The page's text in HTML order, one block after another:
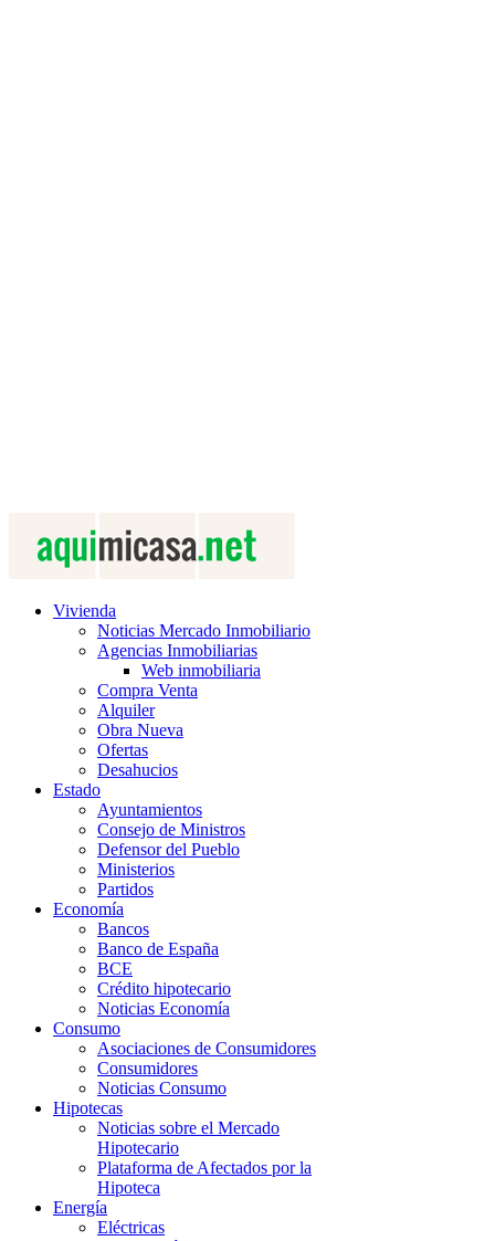
Vivienda
Noticias Mercado Inmobiliario
Agencias Inmobiliarias
Web inmobiliaria
Compra Venta
Alquiler
Obra Nueva
Ofertas
Desahucios
Estado
Ayuntamientos
Consejo de Ministros
Defensor del Pueblo
Ministerios
Partidos
Economía
Bancos
Banco de España
BCE
Crédito hipotecario
Noticias Economía
Consumo
Asociaciones de Consumidores
Consumidores
Noticias Consumo
Hipotecas
Noticias sobre el Mercado
Hipotecario
Plataforma de Afectados por la
Hipoteca
Energía
Eléctricas